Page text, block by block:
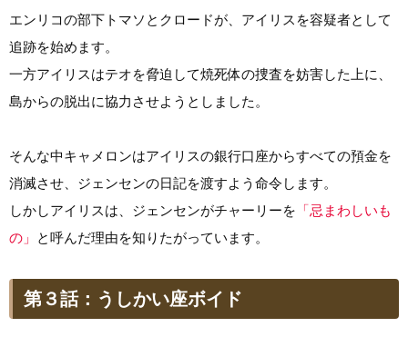
エンリコの部下トマソとクロードが、アイリスを容疑者として
追跡を始めます。
一方アイリスはテオを脅迫して焼死体の捜査を妨害した上に、
島からの脱出に協力させようとしました。
そんな中キャメロンはアイリスの銀行口座からすべての預金を
消滅させ、ジェンセンの日記を渡すよう命令します。
しかしアイリスは、ジェンセンがチャーリーを 「忌まわしいも
の」
と呼んだ理由を知りたがっています。
第３話：うしかい座ボイド